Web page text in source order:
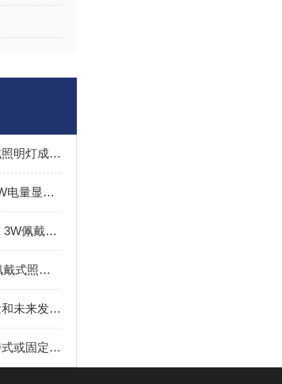
五大核心优势，让佩戴式照明灯成为行业用户的常见选择
多功能强光巡检手电筒3W电量显示佩戴式照明灯
LED固态微型强光手电筒 3W佩戴式照明灯具
亲自体验了6012消防员佩戴式照明灯，简直不要太酷！
佩戴式照明灯的设计理念和未来发展趋势
佩戴式照明灯与传统手持式或固定式照明设备相比，有何优势和不同之处？